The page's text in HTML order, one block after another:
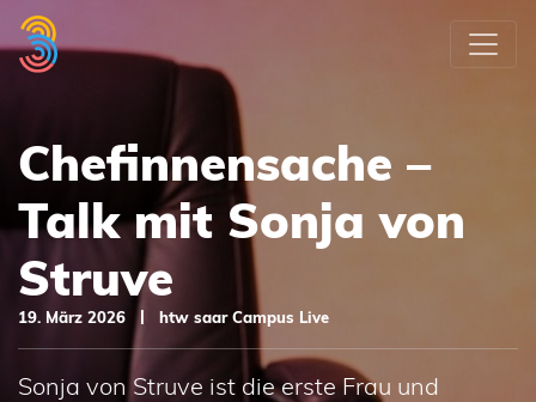
Weiter
zum
Inhalt
Chefinnensache –
Talk mit Sonja von
Struve
19. März 2026 | htw saar Campus Live
Sonja von Struve ist die erste Frau und